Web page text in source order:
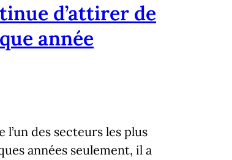
d’attirer de
année
des secteurs les plus
années seulement, il a